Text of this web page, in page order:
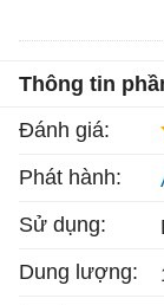
Thông tin
Đánh giá:
Phát hành:
Sử dụng:
Dung lượng: